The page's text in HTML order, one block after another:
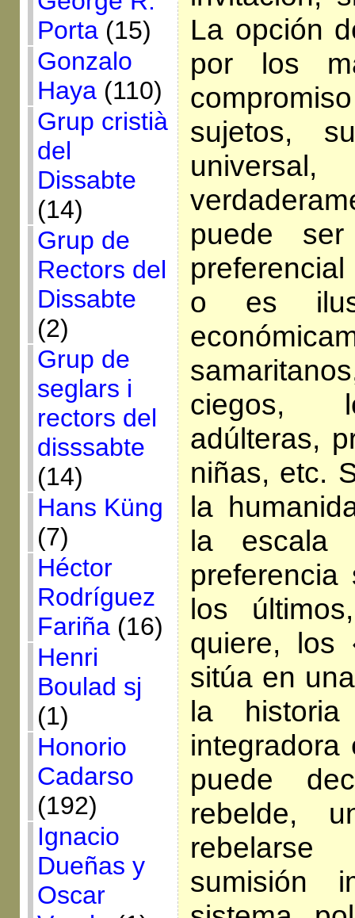
Porta(15)
Gonzalo
Haya(110)
Grup cristià
del
Dissabte
(14)
Grup de
Rectors del
Dissabte
(2)
Grup de
seglars i
rectors del
disssabte
(14)
Hans Küng
(7)
Héctor
Rodríguez
Fariña(16)
Henri
Boulad sj
(1)
Honorio
Cadarso
(192)
Ignacio
Dueñas y
Oscar
La opción
por los
sujetos,
puede
o es
ciegos,
adúlteras,
niñas, etc.
la
la escala
los
quiere, los
sitúa en
la historia
integradora
puede
rebelde,
sumisión